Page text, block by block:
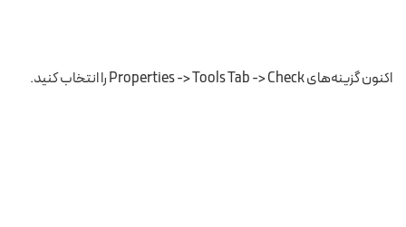
اکنون گزینه‌های Properties -> Tools Tab -> Check را انتخاب کنید.